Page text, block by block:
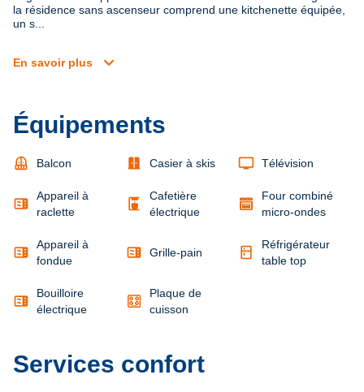
la résidence sans ascenseur comprend une kitchenette équipée,
un s...
En savoir plus expand_more
Équipements
balcony Balcon door_sliding Casier à skis tv Télévision
microwave
Appareil à
raclette
coffee_maker
Cafetière
électrique
Four combiné
micro-ondes
microwave
Appareil à
fondue
microwave Grille-pain kitchen
Réfrigérateur
table top
microwave
Bouilloire
électrique
Plaque de
cuisson
Services confort